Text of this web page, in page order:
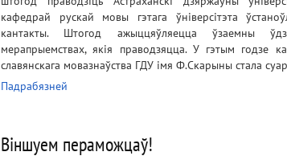
кафедрай рускай мовы гэтага ўніверсітэта
кантакты. Штогод ажыццяўляецца ўзаемны
мерапрыемствах, якія праводзяцца. У гэтым годзе
славянскага мовазнаўства ГДУ імя Ф.Скарыны стала
Падрабязней
Віншуем пераможцаў!